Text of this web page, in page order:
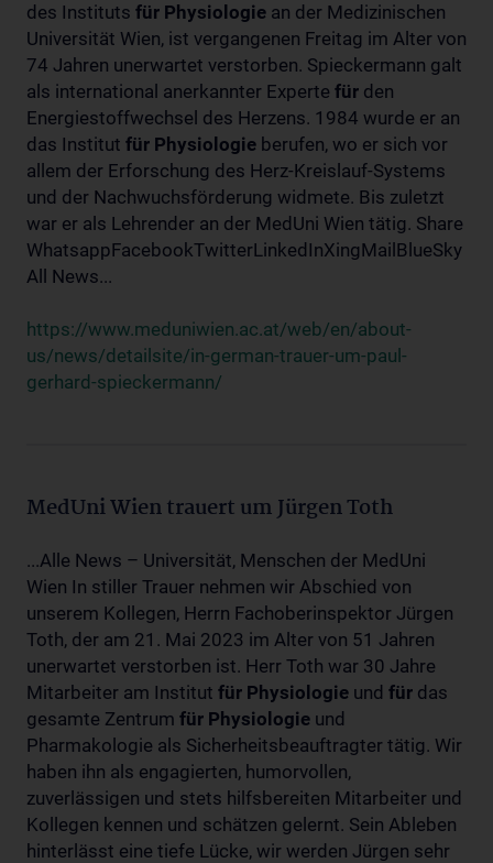
des Instituts für Physiologie an der Medizinischen
Universität Wien, ist vergangenen Freitag im Alter von
74 Jahren unerwartet verstorben. Spieckermann galt
als international anerkannter Experte für den
Energiestoffwechsel des Herzens. 1984 wurde er an
das Institut für Physiologie berufen, wo er sich vor
allem der Erforschung des Herz-Kreislauf-Systems
und der Nachwuchsförderung widmete. Bis zuletzt
war er als Lehrender an der MedUni Wien tätig. Share
WhatsappFacebookTwitterLinkedInXingMailBlueSky
All News...
https://www.meduniwien.ac.at/web/en/about-
us/news/detailsite/in-german-trauer-um-paul-
gerhard-spieckermann/
MedUni Wien trauert um Jürgen Toth
...Alle News – Universität, Menschen der MedUni
Wien In stiller Trauer nehmen wir Abschied von
unserem Kollegen, Herrn Fachoberinspektor Jürgen
Toth, der am 21. Mai 2023 im Alter von 51 Jahren
unerwartet verstorben ist. Herr Toth war 30 Jahre
Mitarbeiter am Institut für Physiologie und für das
gesamte Zentrum für Physiologie und
Pharmakologie als Sicherheitsbeauftragter tätig. Wir
haben ihn als engagierten, humorvollen,
zuverlässigen und stets hilfsbereiten Mitarbeiter und
Kollegen kennen und schätzen gelernt. Sein Ableben
hinterlässt eine tiefe Lücke, wir werden Jürgen sehr